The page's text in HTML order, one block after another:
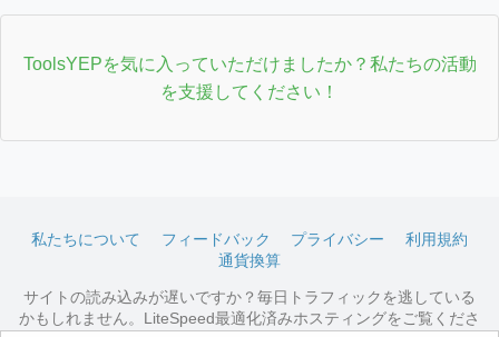
ToolsYEPを気に入っていただけましたか？私たちの活動
を支援してください！
私たちについて フィードバック プライバシー
利用規約
通貨換算
サイトの読み込みが遅いですか？毎日トラフィックを逃している
かもしれません。LiteSpeed最適化済みホスティングをご覧くださ